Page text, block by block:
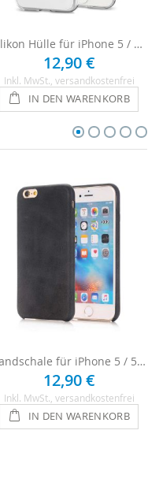
Silikon Hülle für iPhone 5 / 5s / SE - Transparent
12,90 €
Inkl. MwSt. , versandkostenfrei
IN DEN WARENKORB
Handschale für iPhone 5 / 5s / SE - Schwarz
12,90 €
Inkl. MwSt. , versandkostenfrei
IN DEN WARENKORB